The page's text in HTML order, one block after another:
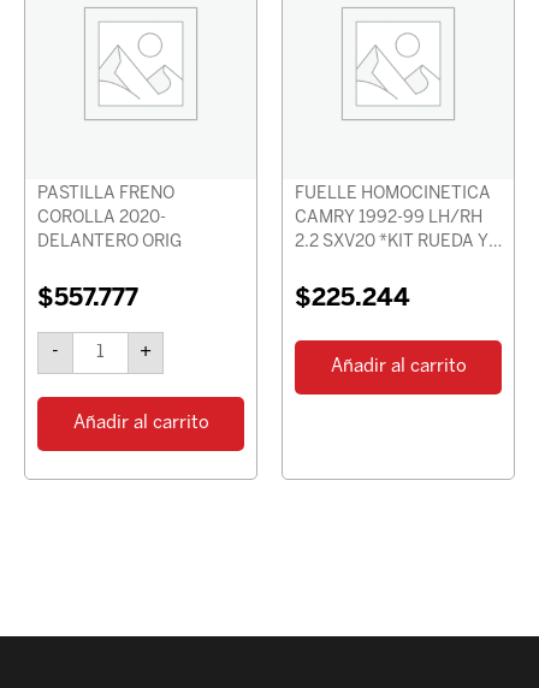
PASTILLA FRENO
COROLLA 2020-
DELANTERO ORIG
$557.777
-
COROLLA
2020-
DELANTERO
ORIG
cantidad
+
Añadir al carrito
FUELLE HOMOCINETICA
CAMRY 1992-99 LH/RH
2.2 SXV20 *KIT RUEDA Y
$225.244
Añadir al carrito